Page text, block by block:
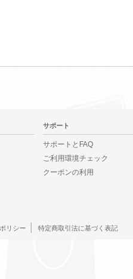
サポート
サポートとFAQ
ご利用環境チェック
クーポンの利用
リシー 特定商取引法に基づく表記